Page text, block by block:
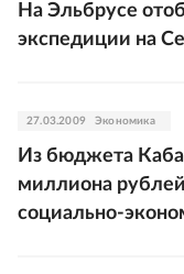
На Эльбрусе
экспедиции на
27.03.2009 Экономика
Из бюджета
миллиона
социально-